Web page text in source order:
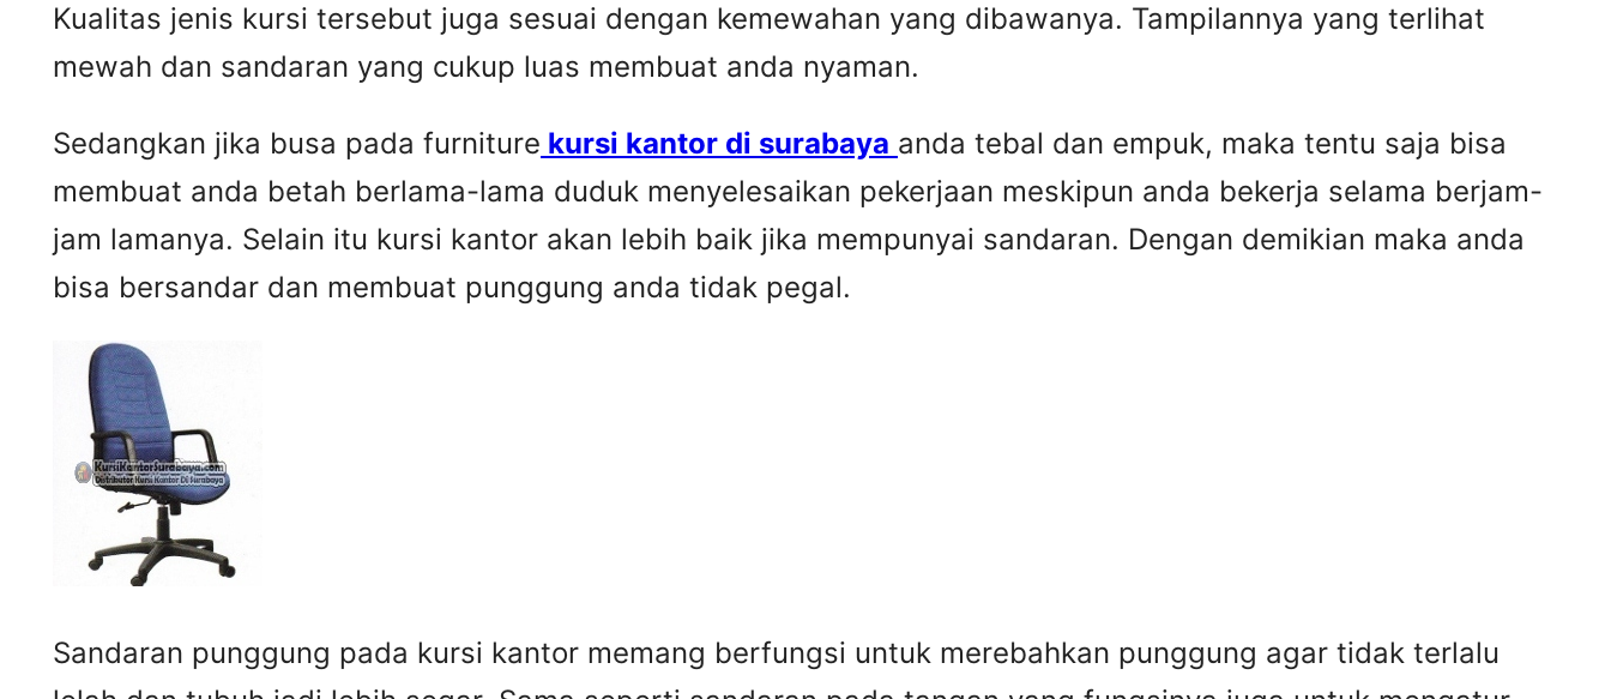
Kualitas jenis kursi tersebut juga sesuai dengan kemewahan yang dibawanya. Tampilannya yang terlihat
mewah dan sandaran yang cukup luas membuat anda nyaman.
Sedangkan jika busa pada furniture kursi kantor di surabaya anda tebal dan empuk, maka tentu saja bisa
membuat anda betah berlama-lama duduk menyelesaikan pekerjaan meskipun anda bekerja selama berjam-
jam lamanya. Selain itu kursi kantor akan lebih baik jika mempunyai sandaran. Dengan demikian maka anda
bisa bersandar dan membuat punggung anda tidak pegal.
Sandaran punggung pada kursi kantor memang berfungsi untuk merebahkan punggung agar tidak terlalu